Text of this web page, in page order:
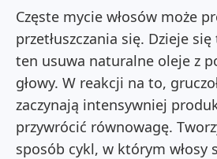
Częste mycie włosów może
przetłuszczania się. Dzieje
ten usuwa naturalne oleje z
głowy. W reakcji na to,
zaczynają intensywniej
przywrócić równowagę.
sposób cykl, w którym włosy